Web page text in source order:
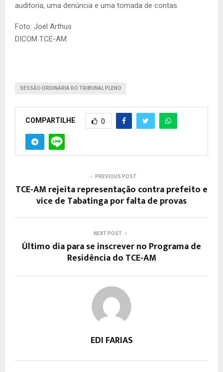
auditoria, uma denúncia e uma tomada de contas.
Foto: Joel Arthus
DICOM TCE-AM
SESSÃO ORDINÁRIA DO TRIBUNAL PLENO
COMPARTILHE 0
PREVIOUS POST
TCE-AM rejeita representação contra prefeito e
vice de Tabatinga por falta de provas
NEXT POST
Último dia para se inscrever no Programa de
Residência do TCE-AM
EDI FARIAS